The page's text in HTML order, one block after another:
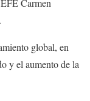
Carmen
global, en
y el aumento de la